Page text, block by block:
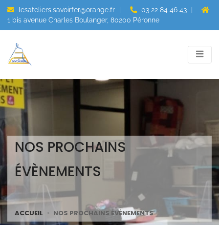
lesateliers.savoirfer@orange.fr 03 22 84 46 43
1 bis avenue Charles Boulanger, 80200 Péronne
NOS PROCHAINS
ÉVÈNEMENTS
ACCUEIL NOS PROCHAINS ÉVÈNEMENTS